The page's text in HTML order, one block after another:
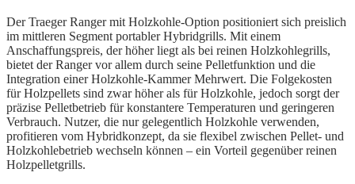
Der Traeger Ranger mit Holzkohle-Option positioniert sich preislich
im mittleren Segment portabler Hybridgrills. Mit einem
Anschaffungspreis, der höher liegt als bei reinen Holzkohlegrills,
bietet der Ranger vor allem durch seine Pelletfunktion und die
Integration einer Holzkohle-Kammer Mehrwert. Die Folgekosten
für Holzpellets sind zwar höher als für Holzkohle, jedoch sorgt der
präzise Pelletbetrieb für konstantere Temperaturen und geringeren
Verbrauch. Nutzer, die nur gelegentlich Holzkohle verwenden,
profitieren vom Hybridkonzept, da sie flexibel zwischen Pellet- und
Holzkohlebetrieb wechseln können – ein Vorteil gegenüber reinen
Holzpelletgrills.